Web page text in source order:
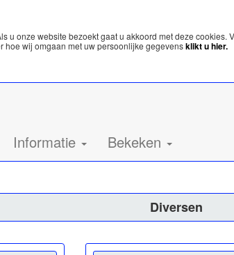
onze website bezoekt gaat u akkoord met deze cookies.
hoe wij omgaan met uw persoonlijke gegevensklikt u hier.
Informatie Bekeken
Diversen